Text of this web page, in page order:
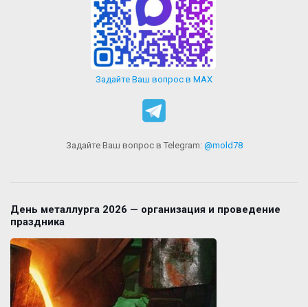
Задайте Ваш вопрос в MAX
Задайте Ваш вопрос в Telegram: @mold78
День металлурга 2026 — организация и проведение
праздника